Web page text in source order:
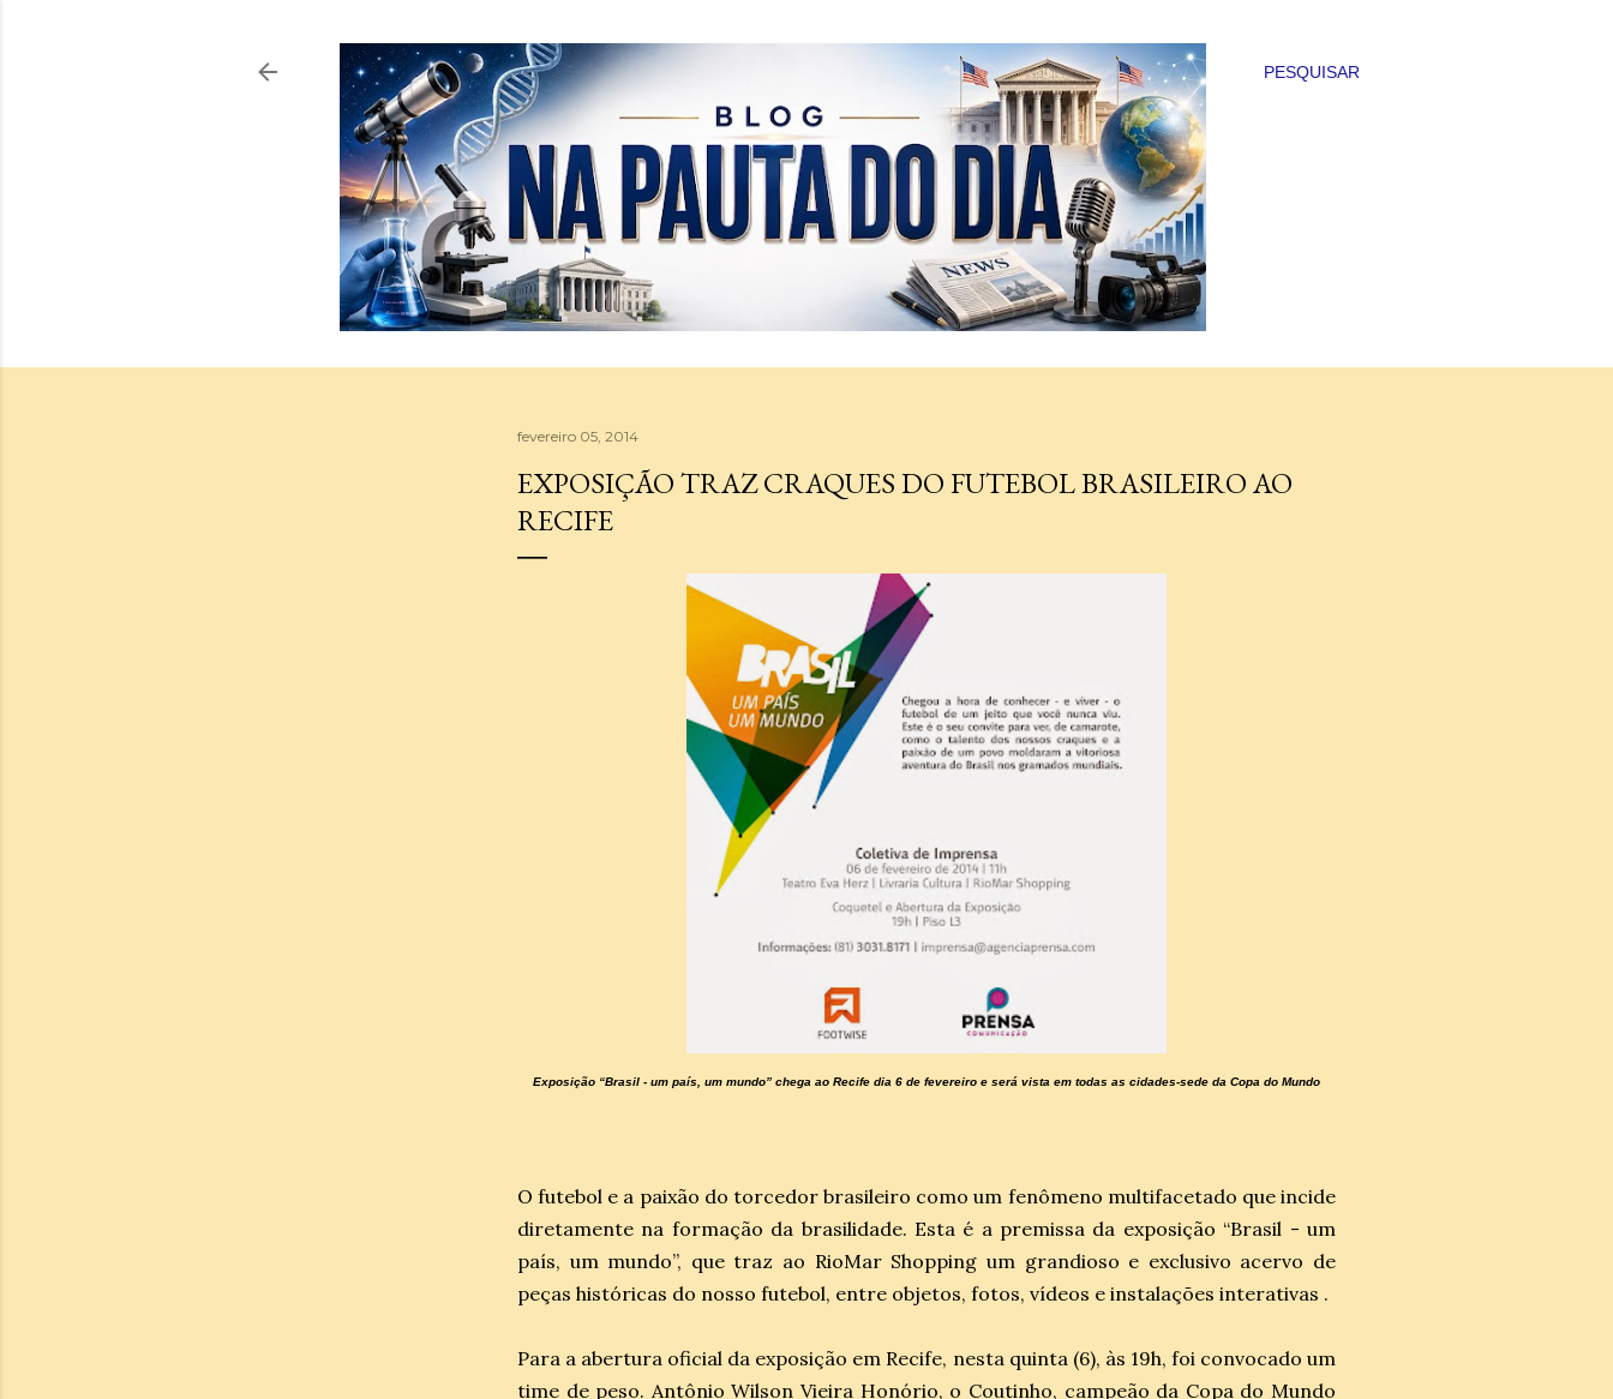
PESQUISAR
fevereiro 05, 2014
EXPOSIÇÃO TRAZ CRAQUES DO FUTEBOL BRASILEIRO AO
RECIFE
Exposição “Brasil - um país, um mundo” chega ao Recife dia 6 de fevereiro e será vista em todas as cidades-sede da Copa do Mundo
O futebol e a paixão do torcedor brasileiro como um fenômeno multifacetado que incide
diretamente na formação da brasilidade. Esta é a premissa da exposição “Brasil - um
país, um mundo”, que traz ao RioMar Shopping um grandioso e exclusivo acervo de
peças históricas do nosso futebol, entre objetos, fotos, vídeos e instalações interativas .
Para a abertura oficial da exposição em Recife, nesta quinta (6), às 19h, foi convocado um
time de peso. Antônio Wilson Vieira Honório, o Coutinho, campeão da Copa do Mundo